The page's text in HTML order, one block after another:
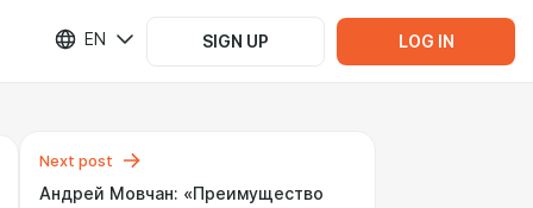
EN SIGN UP LOG IN
Next post
Андрей Мовчан: «Преимущество